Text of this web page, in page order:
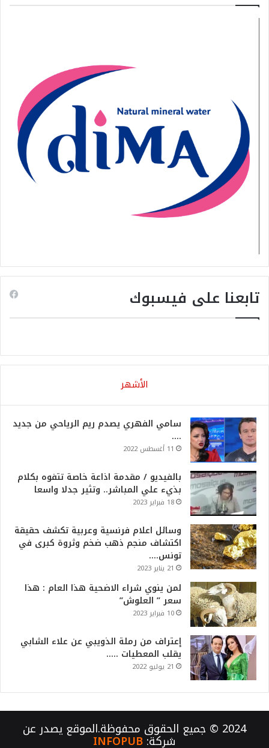
تابعنا على فيسبوك
الأشهر
سامي الفهري يصدم ريم الرياحي من جديد
….
11 أغسطس 2022
بالفيديو / مقدمة اذاعة خاصة تتفوه بكلام
بذيء علي المباشر.. وتثير جدلا واسعا
18 فبراير 2023
وسائل اعلام فرنسية وعربية تكشف حقيقة
اكتشاف منجم ذهب ضخم وثروة كبرى في
تونس….
21 يناير 2023
لمن ينوي شراء الاضحية هذا العام : هذا
سعر ” العلوش”
10 فبراير 2023
إعتراف من رملة الذويبي عن علاء الشابي
يقلب المعطيات …..
21 يوليو 2022
2024 © جميع الحقوق محفوظة.الموقع يصدر عن
شركة:INFOPUB